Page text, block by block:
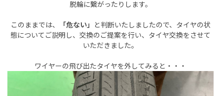
脱輪に繋がったりします。
このままでは、 「危ない」 と判断いたしましたので、タイヤの状
態についてご説明し、交換のご提案を行い、タイヤ交換をさせて
いただきました。
ワイヤーの飛び出たタイヤを外してみると・・・